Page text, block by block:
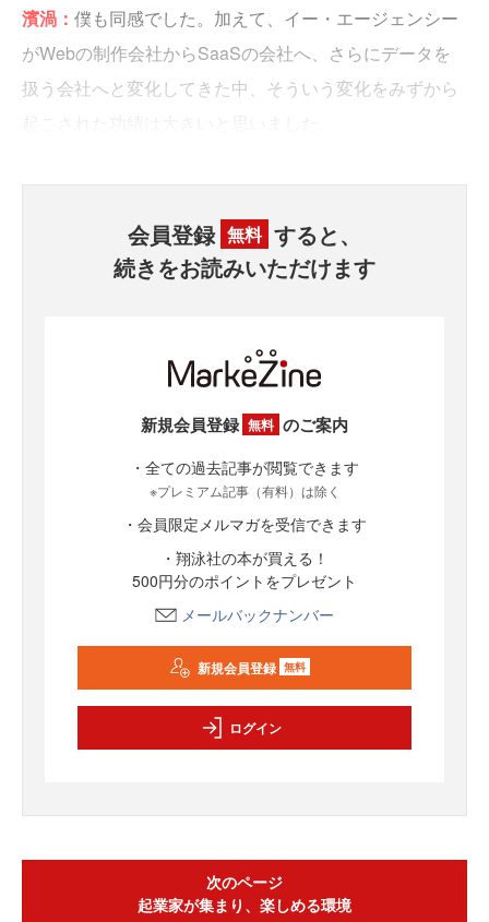
濱渦： 僕も同感でした。加えて、イー・エージェンシー
がWebの制作会社からSaaSの会社へ、さらにデータを
扱う会社へと変化してきた中、そういう変化をみずから
会員登録 無料 すると、
続きをお読みいただけます
新規会員登録 無料 のご案内
・全ての過去記事が閲覧できます
※プレミアム記事（有料）は除く
・会員限定メルマガを受信できます
・翔泳社の本が買える！
500円分のポイントをプレゼント
メールバックナンバー
新規会員登録 無料
ログイン
次のページ
起業家が集まり、楽しめる環境